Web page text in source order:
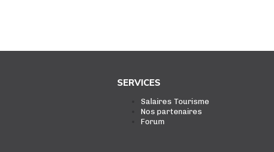
SERVICES
Salaires Tourisme
Nos partenaires
Forum